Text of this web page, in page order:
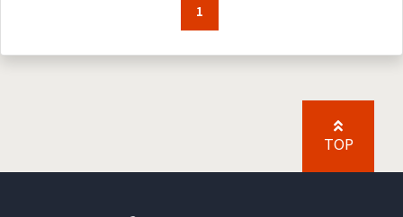
1
TOP